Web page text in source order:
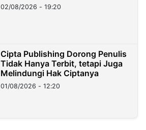
02/08/2026 - 19:20
Cipta Publishing Dorong Penulis
Tidak Hanya Terbit, tetapi Juga
Melindungi Hak Ciptanya
01/08/2026 - 12:20